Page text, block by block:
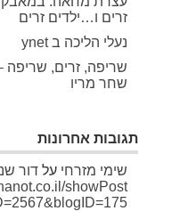
זרים ו…ילדים זרים
נעלי הליכה ב ynet
שריפה, זרים,
שחר מריו
תגובות אחרונות
שימי מזרחי על דור
showPost